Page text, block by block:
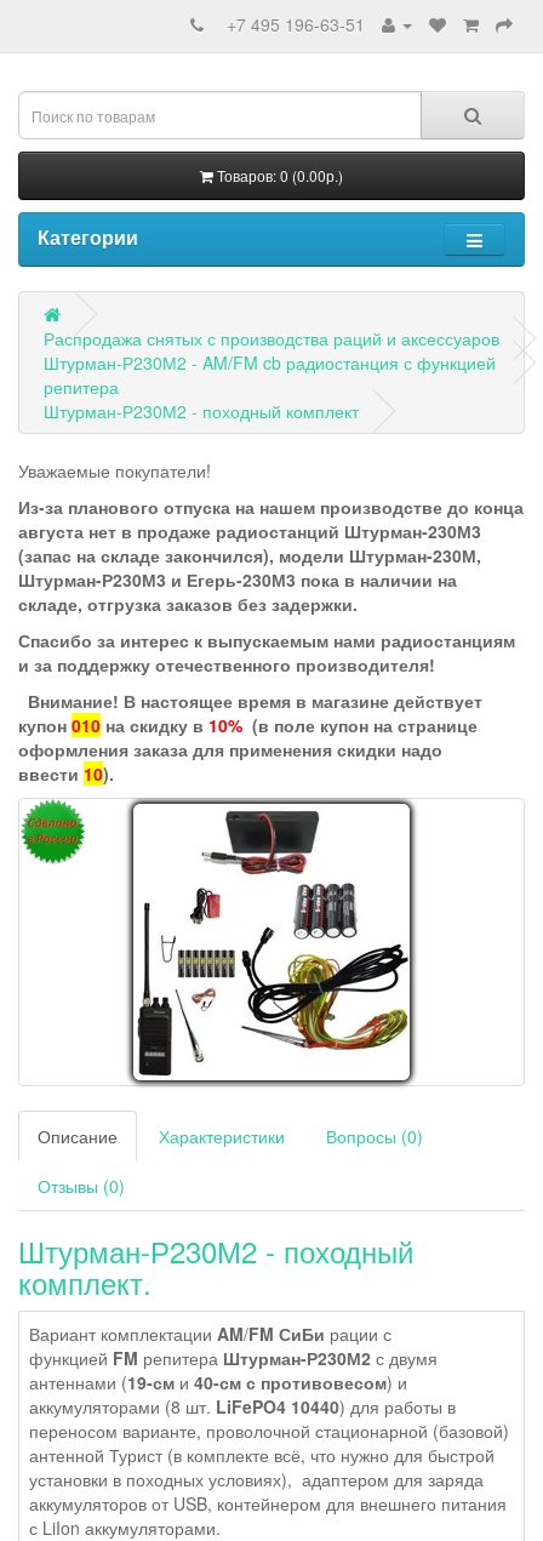
+7 495 196-63-51
Товаров: 0 (0.00р.)
Категории
Распродажа снятых с производства раций и аксессуаров
Штурман-Р230М2 - AM/FM cb радиостанция с функцией
репитера
Штурман-Р230М2 - походный комплект
Уважаемые покупатели!
Из-за планового отпуска на нашем производстве до конца
августа нет в продаже радиостанций Штурман-230М3
(запас на складе закончился), модели Штурман-230М,
Штурман-Р230М3 и Егерь-230М3 пока в наличии на
складе, отгрузка заказов без задержки.
Спасибо за интерес к выпускаемым нами радиостанциям
и за поддержку отечественного производителя!
Внимание! В настоящее время в магазине действует
купон 010 на скидку в 10% (в поле купон на странице
оформления заказа для применения скидки надо
ввести 10).
Описание Характеристики Вопросы (0)
Отзывы (0)
Штурман-Р230М2 - походный
комплект.
Вариант комплектации AM/FM СиБи рации с
функцией FM репитера Штурман-Р230М2 с двумя
антеннами (19-см и 40-см с противовесом) и
аккумуляторами (8 шт. LiFePO4 10440) для работы в
переносом варианте, проволочной стационарной (базовой)
антенной Турист (в комплекте всё, что нужно для быстрой
установки в походных условиях), адаптером для заряда
аккумуляторов от USB, контейнером для внешнего питания
с LiIon аккумуляторами.